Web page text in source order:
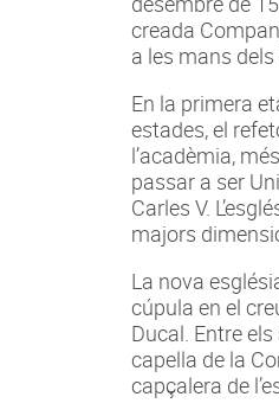
creada
a les mans
En la primera
estades, el
l’acadèmia,
passar a ser
Carles V.
majors
La nova
cúpula en el
Ducal. Entre
capella de la
capçalera de